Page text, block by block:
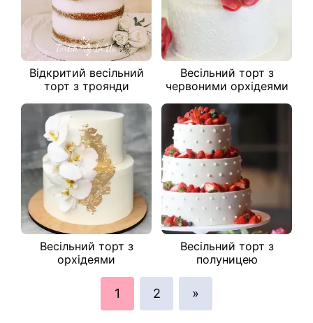
Відкритий весільний
торт з троянди
Весільний торт з
червоними орхідеями
Весільний торт з
орхідеями
Весільний торт з
полуницею
1 2 »